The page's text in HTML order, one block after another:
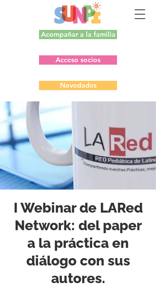
Acompañar a la familia
Acceso socios
Novedades
I Webinar de LARed
Network: del paper
a la práctica en
diálogo con sus
autores.